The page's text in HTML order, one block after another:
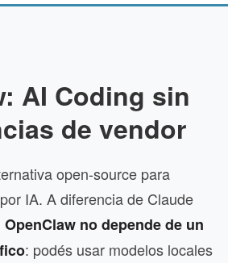
AI Coding sin
de vendor
open-source para
IA. A diferencia de Claude
OpenClaw no depende de un
: podés usar modelos locales